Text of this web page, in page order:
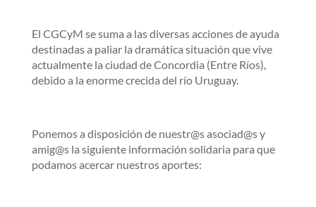
El CGCyM se suma a las diversas acciones de ayuda
destinadas a paliar la dramática situación que vive
actualmente la ciudad de Concordia (Entre Ríos),
debido a la enorme crecida del río Uruguay.
Ponemos a disposición de nuestr@s asociad@s y
amig@s la siguiente información solidaria para que
podamos acercar nuestros aportes: